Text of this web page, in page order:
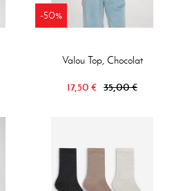
-50%
Valou Top, Chocolat
17,50 € 35,00 €